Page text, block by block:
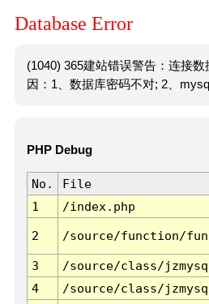
Database Error
(1040) 365建站错误警告：连接
因：1、数据库密码不对; 2、
PHP Debug
No. File
1
/index.php
2 /source/function/
3 /source/class/
4
/source/class/